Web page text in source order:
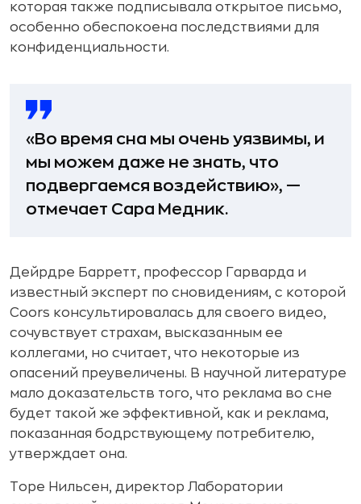
которая также подписывала открытое письмо,
особенно обеспокоена последствиями для
конфиденциальности.
«Во время сна мы очень уязвимы, и
мы можем даже не знать, что
подвергаемся воздействию», —
отмечает Сара Медник.
Дейрдре Барретт, профессор Гарварда и
известный эксперт по сновидениям, с которой
Coors консультировалась для своего видео,
сочувствует страхам, высказанным ее
коллегами, но считает, что некоторые из
опасений преувеличены. В научной литературе
мало доказательств того, что реклама во сне
будет такой же эффективной, как и реклама,
показанная бодрствующему потребителю,
утверждает она.
Торе Нильсен, директор Лаборатории